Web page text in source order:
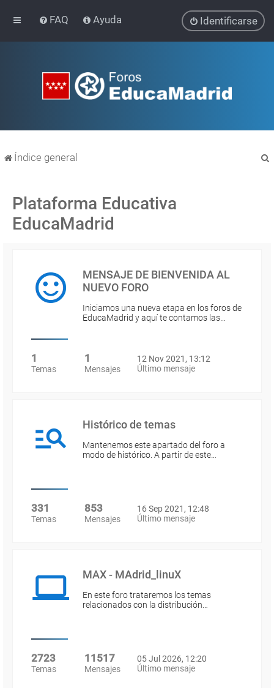
FAQ Ayuda Identificarse
Índice general
Plataforma Educativa
EducaMadrid
MENSAJE DE BIENVENIDA AL
NUEVO FORO
Iniciamos una nueva etapa en los foros de
EducaMadrid y aquí te contamos las…
1
Temas
1
Mensajes
12 Nov 2021, 13:12
Último mensaje
Histórico de temas
Mantenemos este apartado del foro a
modo de histórico. A partir de este…
331
Temas
853
Mensajes
16 Sep 2021, 12:48
Último mensaje
MAX - MAdrid_linuX
En este foro trataremos los temas
relacionados con la distribución…
2723
Temas
11517
Mensajes
05 Jul 2026, 12:20
Último mensaje